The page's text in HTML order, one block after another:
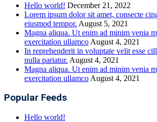
Hello world! December 21, 2022
Lorem ipsum dolor sit amet, consecte
eiusmod tempor. August 5, 2021
Magna aliqua. Ut enim ad minim venia
exercitation ullamco August 4, 2021
In reprehenderit in voluptate velit esse
nulla pariatur. August 4, 2021
Magna aliqua. Ut enim ad minim venia
exercitation ullamco August 4, 2021
Popular Feeds
Hello world!